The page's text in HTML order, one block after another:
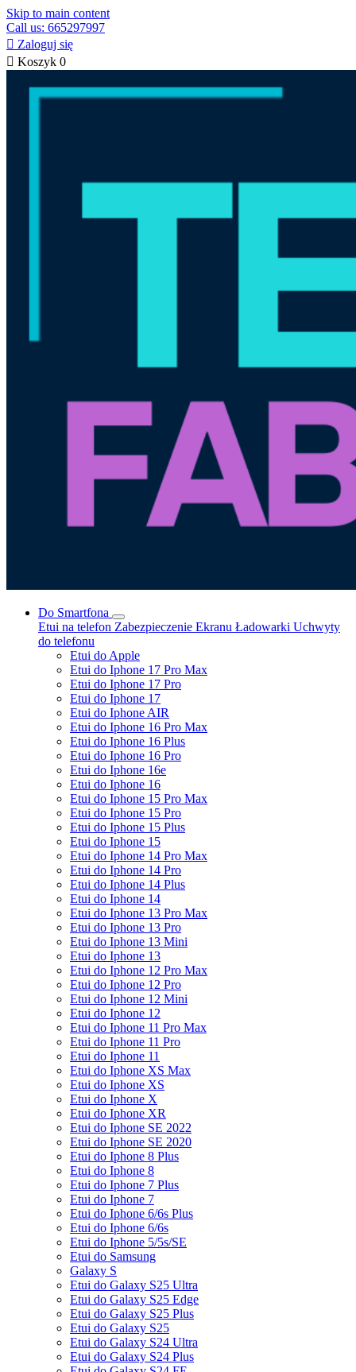
Skip to main content
Call us: 665297997
 Zaloguj się
 Koszyk 0
Do Smartfona
Etui na telefon Zabezpieczenie Ekranu Ładowarki Uchwyty
do telefonu
Etui do Apple
Etui do Iphone 17 Pro Max
Etui do Iphone 17 Pro
Etui do Iphone 17
Etui do Iphone AIR
Etui do Iphone 16 Pro Max
Etui do Iphone 16 Plus
Etui do Iphone 16 Pro
Etui do Iphone 16e
Etui do Iphone 16
Etui do Iphone 15 Pro Max
Etui do Iphone 15 Pro
Etui do Iphone 15 Plus
Etui do Iphone 15
Etui do Iphone 14 Pro Max
Etui do Iphone 14 Pro
Etui do Iphone 14 Plus
Etui do Iphone 14
Etui do Iphone 13 Pro Max
Etui do Iphone 13 Pro
Etui do Iphone 13 Mini
Etui do Iphone 13
Etui do Iphone 12 Pro Max
Etui do Iphone 12 Pro
Etui do Iphone 12 Mini
Etui do Iphone 12
Etui do Iphone 11 Pro Max
Etui do Iphone 11 Pro
Etui do Iphone 11
Etui do Iphone XS Max
Etui do Iphone XS
Etui do Iphone X
Etui do Iphone XR
Etui do Iphone SE 2022
Etui do Iphone SE 2020
Etui do Iphone 8 Plus
Etui do Iphone 8
Etui do Iphone 7 Plus
Etui do Iphone 7
Etui do Iphone 6/6s Plus
Etui do Iphone 6/6s
Etui do Iphone 5/5s/SE
Etui do Samsung
Galaxy S
Etui do Galaxy S25 Ultra
Etui do Galaxy S25 Edge
Etui do Galaxy S25 Plus
Etui do Galaxy S25
Etui do Galaxy S24 Ultra
Etui do Galaxy S24 Plus